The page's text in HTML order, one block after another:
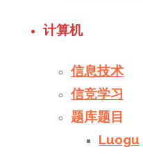
计算机
信息技术
信竞学习
题库题目
Luogu